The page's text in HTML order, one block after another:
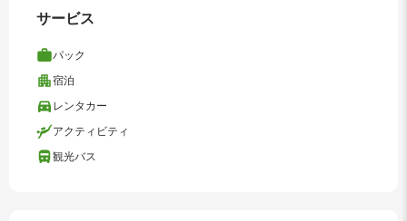
サービス
パック
宿泊
レンタカー
アクティビティ
観光バス